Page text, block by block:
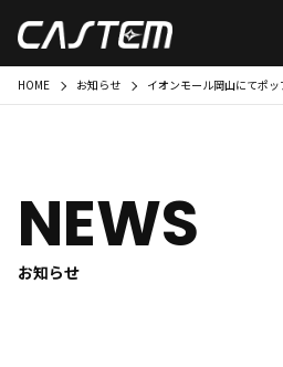
HOME お知らせ イオンモール岡山にてポ
NEWS
お知らせ